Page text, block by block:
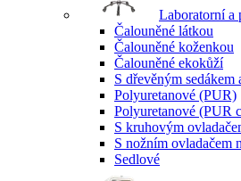
Laboratorní a
Čalouněné látkou
Čalouněné koženkou
Čalouněné ekokůží
S dřevěným sedákem
Polyuretanové (PUR)
Polyuretanové (PUR
S kruhovým
S nožním ovladačem
Sedlové